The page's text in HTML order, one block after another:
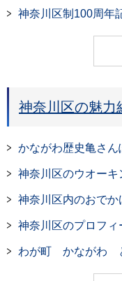
神奈川区制100周年
神奈川区の魅力
かながわ歴史亀さん
神奈川区のウオーキ
神奈川区内のおでか
神奈川区のプロフィ
わが町 かながわ